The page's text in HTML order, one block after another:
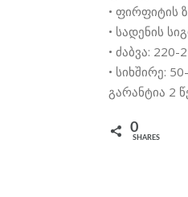
• ფირფიტის
• სადენის
• ძაბვა: 220-
• სიხშირე:
გარანტია 2
0
SHARES